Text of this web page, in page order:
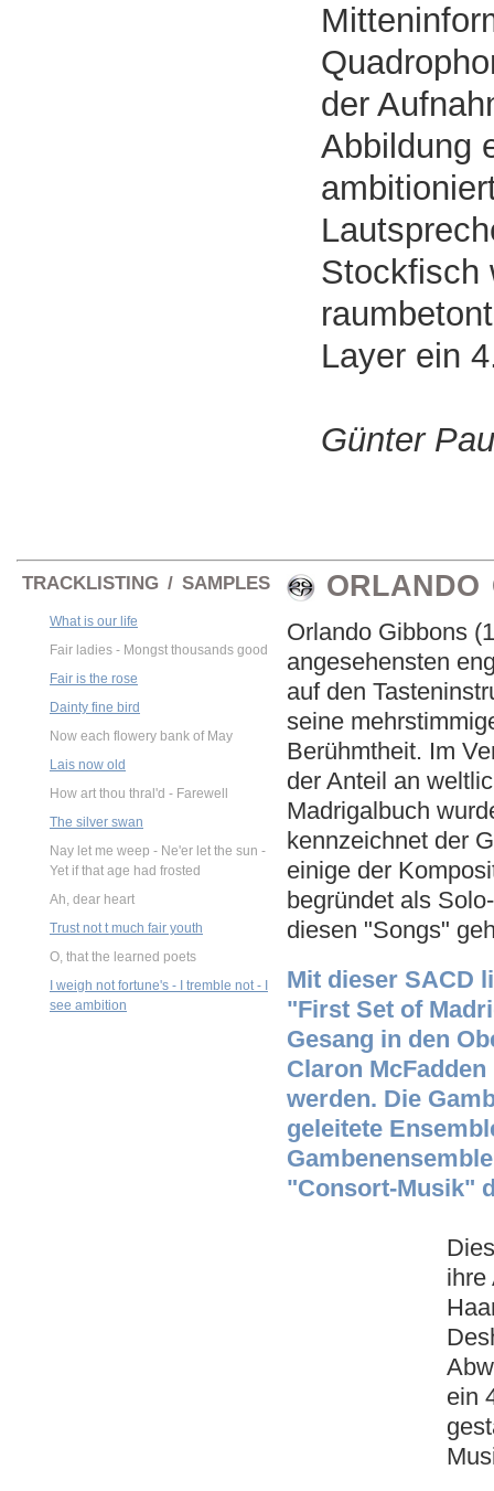
der
Abbildung
Stockfisch
Layer ein
Günter
TRACKLISTING / SAMPLES
What is our life
Fair ladies - Mongst thousands good
Fair is the rose
Dainty fine bird
Now each flowery bank of May
Lais now old
How art thou thral'd - Farewell
The silver swan
Nay let me weep - Ne'er let the sun -
Yet if that age had frosted
Ah, dear heart
Trust not t much fair youth
O, that the learned poets
I weigh not fortune's - I tremble not - I
see ambition
ORLANDO
Orlando Gibbons
angesehensten
auf den
seine
Berühmtheit. Im
der Anteil an
Madrigalbuch
kennzeichnet der
einige der
begründet als
diesen "Songs"
Mit dieser SACD
"First Set of
Gesang in den
Claron
werden. Die
geleitete
"Consort-Musik"
ihre
ein